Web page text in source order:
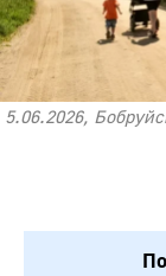
5.06.2026,